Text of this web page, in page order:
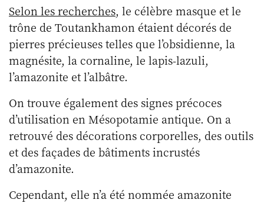
Selon les recherches, le célèbre masque et le
trône de Toutankhamon étaient décorés de
pierres précieuses telles que l’obsidienne, la
magnésite, la cornaline, le lapis-lazuli,
l’amazonite et l’albâtre.
On trouve également des signes précoces
d’utilisation en Mésopotamie antique. On a
retrouvé des décorations corporelles, des outils
et des façades de bâtiments incrustés
d’amazonite.
Cependant, elle n’a été nommée amazonite